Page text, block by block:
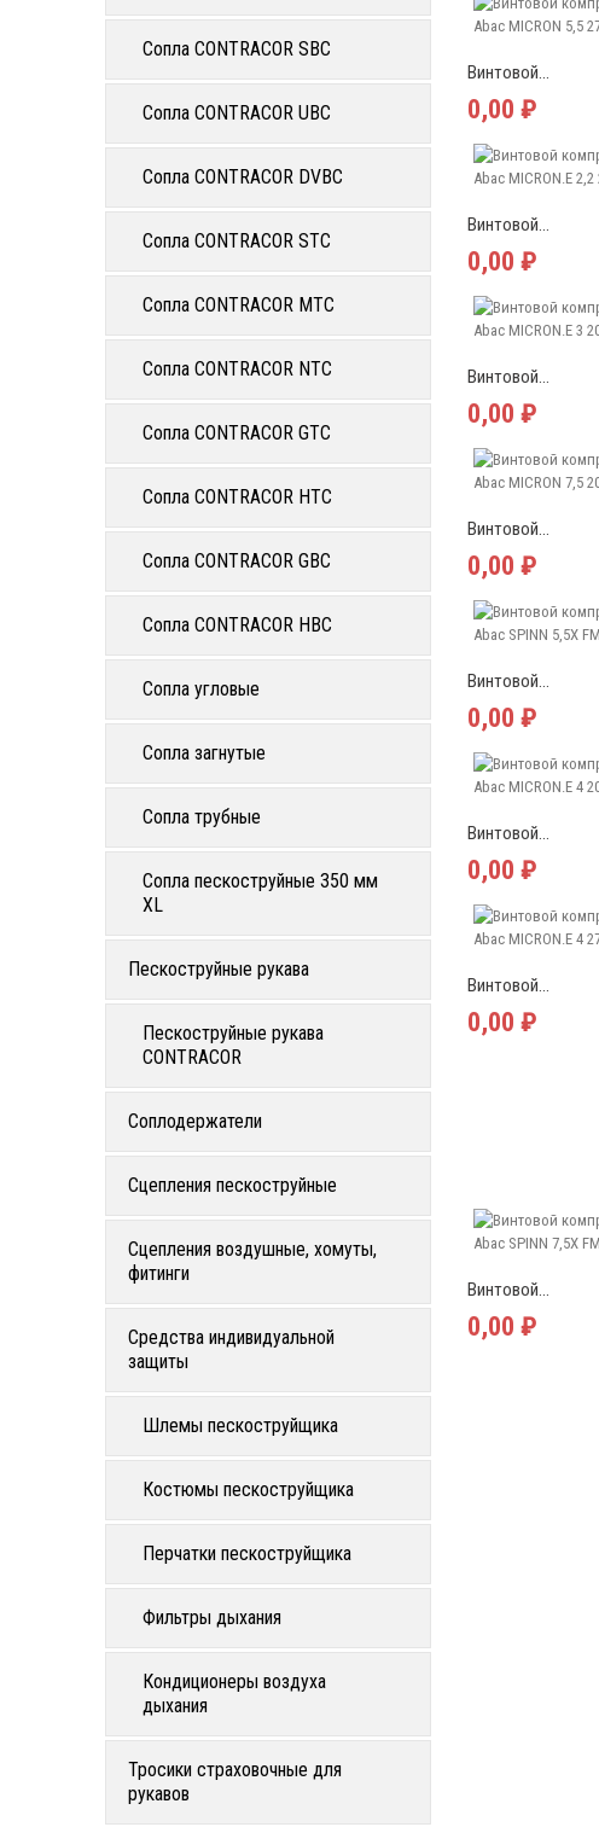
Сопла CONTRACOR SBC
Сопла CONTRACOR UBC
Сопла CONTRACOR DVBC
Сопла CONTRACOR STC
Сопла CONTRACOR MTC
Сопла CONTRACOR NTC
Сопла CONTRACOR GTC
Сопла CONTRACOR HTC
Сопла CONTRACOR GBC
Сопла CONTRACOR HBC
Сопла угловые
Сопла загнутые
Сопла трубные
Сопла пескоструйные 350 мм
XL
Пескоструйные рукава
Пескоструйные рукава
CONTRACOR
Соплодержатели
Сцепления пескоструйные
Сцепления воздушные, хомуты,
фитинги
Средства индивидуальной
защиты
Шлемы пескоструйщика
Костюмы пескоструйщика
Перчатки пескоструйщика
Фильтры дыхания
Кондиционеры воздуха
дыхания
Тросики страховочные для
рукавов
Винтовой...
0,00 ₽
Винтовой...
0,00 ₽
Винтовой...
0,00 ₽
Винтовой...
0,00 ₽
Винтовой...
0,00 ₽
Винтовой...
0,00 ₽
Винтовой...
0,00 ₽
Винтовой...
0,00 ₽